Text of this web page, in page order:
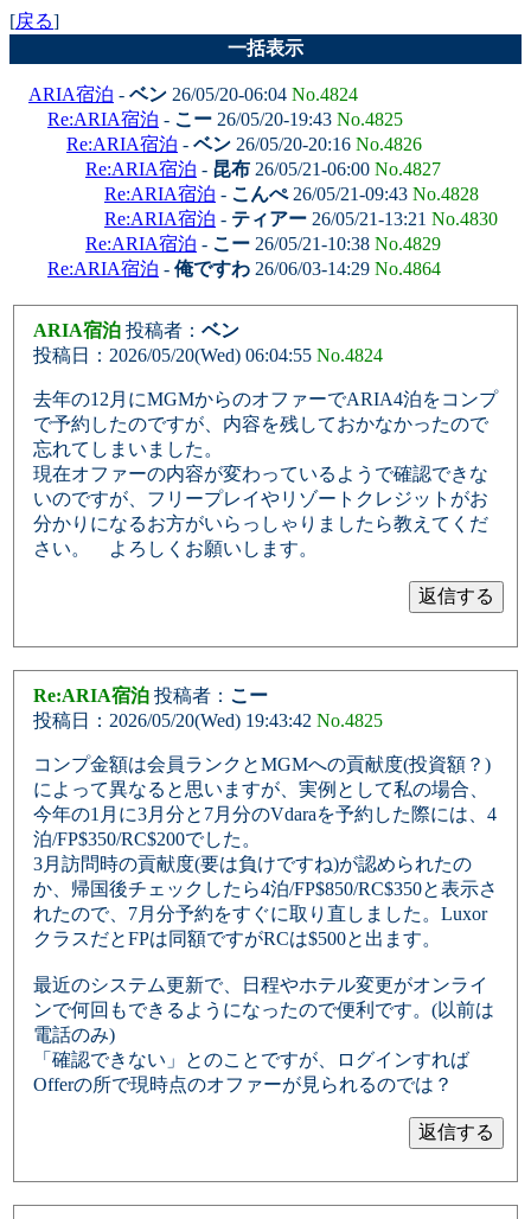
[戻る]
一括表示
ARIA宿泊 - ベン 26/05/20-06:04 No.4824
Re:ARIA宿泊 - こー 26/05/20-19:43 No.4825
Re:ARIA宿泊 - ベン 26/05/20-20:16 No.4826
Re:ARIA宿泊 - 昆布 26/05/21-06:00 No.4827
Re:ARIA宿泊 - こんぺ26/05/21-09:43 No.4828
Re:ARIA宿泊 - ティアー 26/05/21-13:21 No.4830
Re:ARIA宿泊 - こー 26/05/21-10:38 No.4829
Re:ARIA宿泊 - 俺ですわ 26/06/03-14:29 No.4864
ARIA宿泊投稿者： ベン
投稿日：2026/05/20(Wed) 06:04:55 No.4824
去年の12月にMGMからのオファーでARIA4泊をコンプ
で予約したのですが、内容を残しておかなかったので
忘れてしまいました。
現在オファーの内容が変わっているようで確認できな
いのですが、フリープレイやリゾートクレジットがお
分かりになるお方がいらっしゃりましたら教えてくだ
さい。 よろしくお願いします。
Re:ARIA宿泊投稿者： こー
投稿日：2026/05/20(Wed) 19:43:42 No.4825
コンプ金額は会員ランクとMGMへの貢献度(投資額？)
によって異なると思いますが、実例として私の場合、
今年の1月に3月分と7月分のVdaraを予約した際には、4
泊/FP$350/RC$200でした。
3月訪問時の貢献度(要は負けですね)が認められたの
か、帰国後チェックしたら4泊/FP$850/RC$350と表示さ
れたので、7月分予約をすぐに取り直しました。Luxor
クラスだとFPは同額ですがRCは$500と出ます。
最近のシステム更新で、日程やホテル変更がオンライ
ンで何回もできるようになったので便利です。(以前は
電話のみ)
「確認できない」とのことですが、ログインすれば
Offerの所で現時点のオファーが見られるのでは？